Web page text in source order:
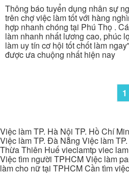
Thông báo tuyển dụng nhân sự
trên chợ việc làm tốt với hàng
hợp nhanh chóng tại Phú Thọ .
làm nhanh nhất lương cao, phúc
làm uy tín cơ hội tốt chốt làm
được ưa chuộng nhất hiện nay
1
Việc làm TP. Hà Nội TP. Hồ Chí
Việc làm TP. Đà Nẵng Việc làm
Thừa Thiên Huế vieclamtp viec
Việc tìm người TPHCM Việc làm
làm cho nữ tại TPHCM Cần tìm